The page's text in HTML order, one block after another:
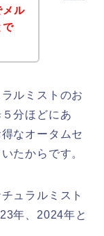
メル
で
ルミストのお
分ほどにあ
なオータムセ
たからです。
ュラルミスト
年、2024年と